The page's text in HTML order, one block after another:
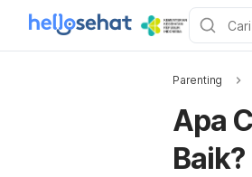
Parenting
Apa
Baik?